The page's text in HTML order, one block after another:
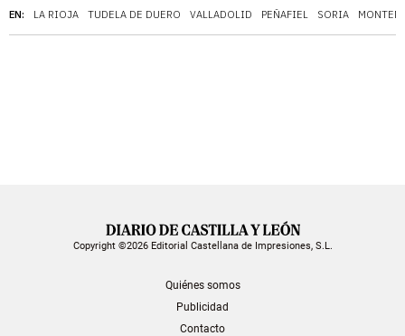
EN: LA RIOJA TUDELA DE DUERO VALLADOLID PEÑAFIEL SORIA
Copyright ©2026 Editorial Castellana de Impresiones, S.L.
Quiénes somos
Publicidad
Contacto